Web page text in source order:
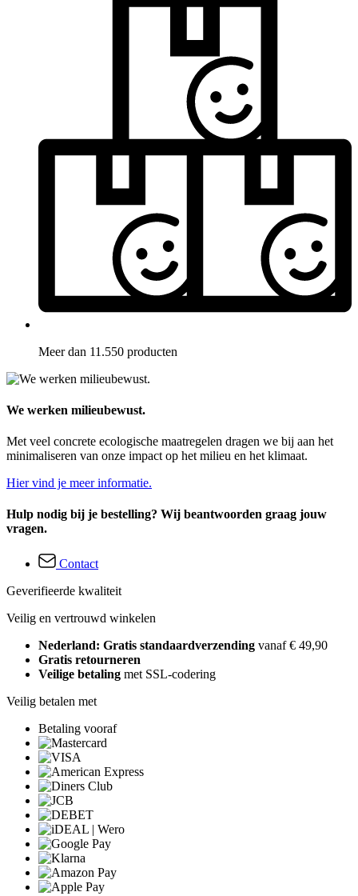
Meer dan 11.550 producten
We werken milieubewust.
Met veel concrete ecologische maatregelen dragen we bij aan het
minimaliseren van onze impact op het milieu en het klimaat.
Hier vind je meer informatie.
Hulp nodig bij je bestelling? Wij beantwoorden graag jouw
vragen.
Contact
Geverifieerde kwaliteit
Veilig en vertrouwd winkelen
Nederland: Gratis standaardverzending vanaf € 49,90
Gratis retourneren
Veilige betaling met SSL-codering
Veilig betalen met
Betaling vooraf